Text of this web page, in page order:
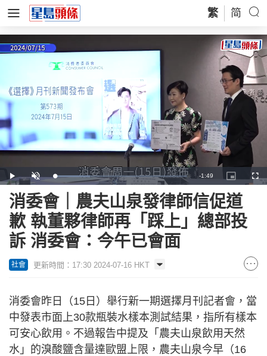
繁 简
Play Unmute Loaded:
27.43%
Remaining
Time
-1:49
Picture-
in-
消委會｜農夫山泉發律師信促道
歉 執董夥律師再「踩上」總部投
訴 消委會：今午已會面
社會 更新時間：17:30 2024-07-16 HKT
消委會昨日（15日）舉行新一期選擇月刊記者會，當
中發表市面上30款瓶裝水樣本測試結果，指所有樣本
可安心飲用。不過報告中提及「農夫山泉飲用天然
水」的溴酸鹽含量達歐盟上限，農夫山泉今早（16